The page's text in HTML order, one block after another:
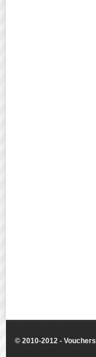
© 2010-2012 -